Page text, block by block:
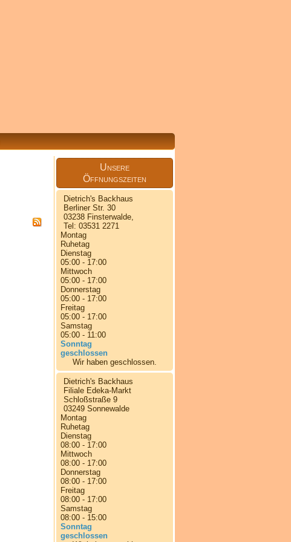
Unsere
Öffnungszeiten
Dietrich's Backhaus
Berliner Str. 30
03238 Finsterwalde,
Tel: 03531 2271
Montag
Ruhetag
Dienstag
05:00 - 17:00
Mittwoch
05:00 - 17:00
Donnerstag
05:00 - 17:00
Freitag
05:00 - 17:00
Samstag
05:00 - 11:00
Sonntag
geschlossen
Wir haben geschlossen.
Dietrich's Backhaus
Filiale Edeka-Markt
Schloßstraße 9
03249 Sonnewalde
Montag
Ruhetag
Dienstag
08:00 - 17:00
Mittwoch
08:00 - 17:00
Donnerstag
08:00 - 17:00
Freitag
08:00 - 17:00
Samstag
08:00 - 15:00
Sonntag
geschlossen